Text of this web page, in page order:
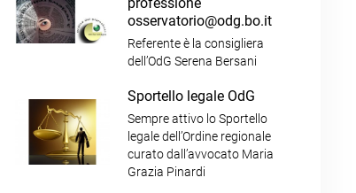
osservatorio@odg.bo.it
Referente è la consigliera
dell’OdG Serena Bersani
Sportello legale OdG
Sempre attivo lo Sportello
legale dell’Ordine regionale
curato dall’avvocato Maria
Grazia Pinardi